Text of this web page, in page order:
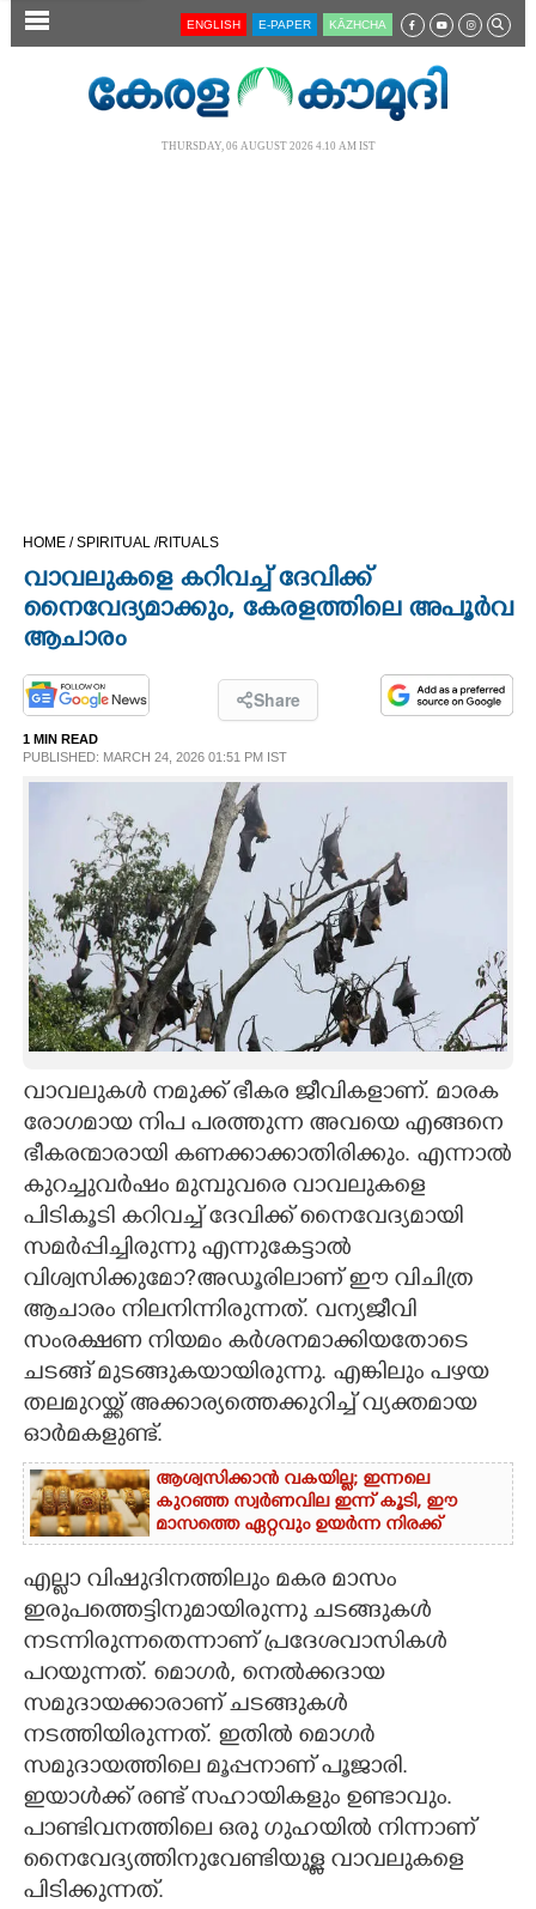
SECTIONS
OPINION
PHOTOS
LIFESTYLE
SPIRITUAL
INFO+
ART
ASTRO
CARTOONS
LITERATURE
ZOOM
CONTACT US
ENGLISH E-PAPER KĀZHCHA
THURSDAY, 06 AUGUST 2026 4.10 AM IST
HOME /SPIRITUAL /RITUALS
വാവലുകളെ കറിവച്ച് ദേവിക്ക്
നൈവേദ്യമാക്കും, കേരളത്തിലെ അപൂർവ
ആചാരം
Share
1 MIN READ
PUBLISHED: MARCH 24, 2026 01:51 PM IST
വാവലുകൾ നമുക്ക് ഭീകര ജീവികളാണ്. മാരക
രോഗമായ നിപ പരത്തുന്ന അവയെ എങ്ങനെ
ഭീകരന്മാരായി കണക്കാക്കാതിരിക്കും. എന്നാൽ
കുറച്ചുവർഷം മുമ്പുവരെ വാവലുകളെ
പിടികൂടി കറിവച്ച് ദേവിക്ക് നൈവേദ്യമായി
സമർപ്പിച്ചിരുന്നു എന്നുകേട്ടാൽ
വിശ്വസിക്കുമോ?അഡൂരിലാണ് ഈ വിചിത്ര
ആചാരം നിലനിന്നിരുന്നത്. വന്യജീവി
സംരക്ഷണ നിയമം കർശനമാക്കിയതോടെ
ചടങ്ങ് മുടങ്ങുകയായിരുന്നു. എങ്കിലും പഴയ
തലമുറയ്ക്ക് അക്കാര്യത്തെക്കുറിച്ച് വ്യക്തമായ
ഓർമകളുണ്ട്.
ആശ്വസിക്കാൻ വകയില്ല; ഇന്നലെ
കുറഞ്ഞ സ്വർണവില ഇന്ന് കൂടി, ഈ
മാസത്തെ ഏറ്റവും ഉയർന്ന നിരക്ക്
എല്ലാ വിഷുദിനത്തിലും മകര മാസം
ഇരുപത്തെട്ടിനുമായിരുന്നു ചടങ്ങുകൾ
നടന്നിരുന്നതെന്നാണ് പ്രദേശവാസികൾ
പറയുന്നത്. മൊഗർ, നെൽക്കദായ
സമുദായക്കാരാണ് ചടങ്ങുകൾ
നടത്തിയിരുന്നത്. ഇതിൽ മൊഗർ
സമുദായത്തിലെ മൂപ്പനാണ് പൂജാരി.
ഇയാൾക്ക് രണ്ട് സഹായികളും ഉണ്ടാവും.
പാണ്ടിവനത്തിലെ ഒരു ഗുഹയിൽ നിന്നാണ്
നൈവേദ്യത്തിനുവേണ്ടിയുള്ള വാവലുകളെ
പിടിക്കുന്നത്.